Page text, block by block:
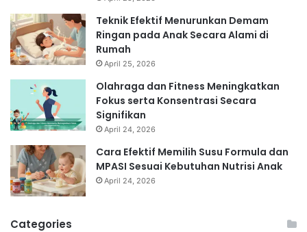
Teknik Efektif Menurunkan Demam
Ringan pada Anak Secara Alami di
Rumah
April 25, 2026
Olahraga dan Fitness Meningkatkan
Fokus serta Konsentrasi Secara
Signifikan
April 24, 2026
Cara Efektif Memilih Susu Formula dan
MPASI Sesuai Kebutuhan Nutrisi Anak
April 24, 2026
Categories